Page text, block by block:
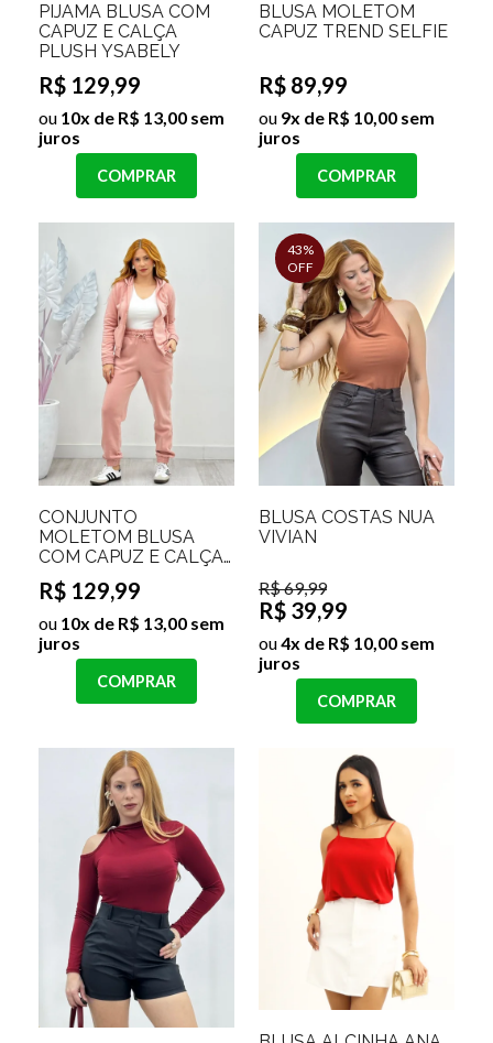
PIJAMA BLUSA COM
CAPUZ E CALÇA
PLUSH YSABELY
R$ 129,99
ou 10x de R$ 13,00 sem
juros
COMPRAR
BLUSA MOLETOM
CAPUZ TREND SELFIE
R$ 89,99
ou 9x de R$ 10,00 sem
juros
COMPRAR
CONJUNTO
MOLETOM BLUSA
COM CAPUZ E CALÇA
FORRADO ANGELINA
Cor:Rosa Beb
R$ 129,99
ou 10x de R$ 13,00 sem
juros
COMPRAR
43%
OFF
BLUSA COSTAS NUA
VIVIAN
R$ 69,99
R$ 39,99
ou4x de R$ 10,00 sem
juros
COMPRAR